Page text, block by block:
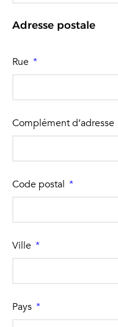
Adresse postale
Rue
Complément d’adresse
Code postal
Ville
Pays